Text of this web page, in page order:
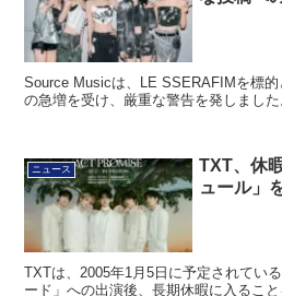
Source Musicは、LE SSERAFIMを標的
の急増を受け、厳重な警告を発しました
ュール」
TXTは、2005年1月5日に予定されてい
ード」への出演後、長期休暇に入るこ
長期休暇明けのスケジュールが発表さ